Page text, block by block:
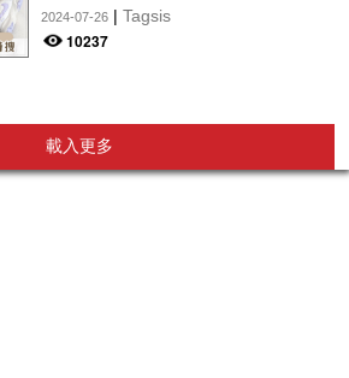
你從頭到腳、隨時充滿奧運氛圍～
2024-07-26| Tagsis
10237
載入更多